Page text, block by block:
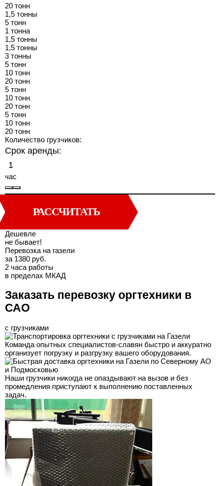
20 тонн
1,5 тонны
5 тонн
1 тонна
1,5 тонны
1,5 тонны
3 тонны
5 тонн
10 тонн
20 тонн
5 тонн
10 тонн
20 тонн
5 тонн
10 тонн
20 тонн
Количество грузчиков:
Срок аренды:
час
РАССЧИТАТЬ
Дешевле
не бывает!
Перевозка на газели
за 1380 руб.
2 часа работы
в пределах МКАД
Заказать перевозку оргтехники в
САО
с грузчиками
Команда опытных специалистов-славян быстро и аккуратно
организует погрузку и разгрузку вашего оборудования.
Наши грузчики никогда не опаздывают на вызов и без
промедления приступают к выполнению поставленных
задач.